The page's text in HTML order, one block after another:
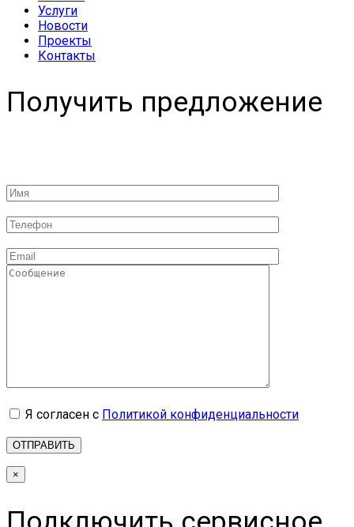
Услуги
Новости
Проекты
Контакты
Получить предложение
Я согласен с Политикой конфиденциальности
×